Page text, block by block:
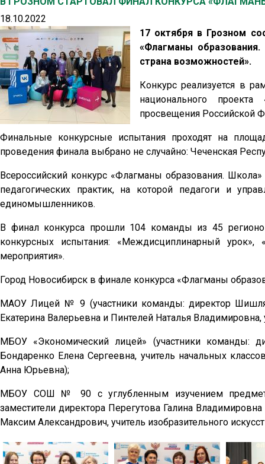
18.10.2022
17 октября в Грозном
«Флагманы
страна возможностей».
Конкурс реализуется в
национального
просвещения Российской
Финальные конкурсные испытания проходят на
проведения финала выбрано не случайно: Чеченская
Всероссийский конкурс «Флагманы образования.
педагогических практик, на которой педагоги и
единомышленников.
В финал конкурса прошли 104 команды из 45
конкурсных испытания: «Междисциплинарный урок»,
мероприятия».
Город Новосибирск в финале конкурса «Флагманы
МАОУ Лицей № 9 (участники команды: директор
Екатерина Валерьевна и Пинтелей Наталья
МБОУ «Экономический лицей» (участники команды:
Бондаренко Елена Сергеевна, учитель начальных
Анна Юрьевна);
МБОУ СОШ № 90 с углубленным изучением
заместители директора Перегутова Галина
Максим Александрович, учитель изобразительного